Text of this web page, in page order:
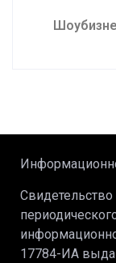
Свидетельство
17784-ИА